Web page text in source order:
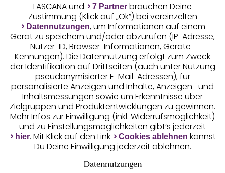
Geprüfte Sicherheit
Unsere Apps
LASCANA und 7 Partner brauchen Deine
Zustimmung (Klick auf „Ok”) bei vereinzelten
Datennutzungen, um Informationen auf einem
Gerät zu speichern und/oder abzurufen (IP-Adresse,
Nutzer-ID, Browser-Informationen, Geräte-
Kennungen). Die Datennutzung erfolgt zum Zweck
der Identifikation auf Drittseiten (auch unter Nutzung
pseudonymisierter E-Mail-Adressen), für
personalisierte Anzeigen und Inhalte, Anzeigen- und
Inhaltsmessungen sowie um Erkenntnisse über
Zielgruppen und Produktentwicklungen zu gewinnen.
Mehr Infos zur Einwilligung (inkl. Widerrufsmöglichkeit)
und zu Einstellungsmöglichkeiten gibt’s jederzeit
hier. Mit Klick auf den Link Cookies ablehnen kannst
Du Deine Einwilligung jederzeit ablehnen.
Datennutzungen